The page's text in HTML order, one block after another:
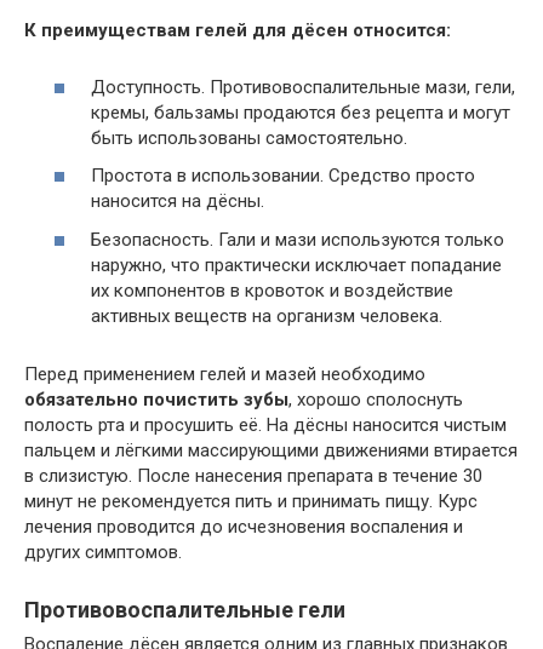
К преимуществам гелей для дёсен относится:
Доступность. Противовоспалительные мази, гели,
кремы, бальзамы продаются без рецепта и могут
быть использованы самостоятельно.
Простота в использовании. Средство просто
наносится на дёсны.
Безопасность. Гали и мази используются только
наружно, что практически исключает попадание
их компонентов в кровоток и воздействие
активных веществ на организм человека.
Перед применением гелей и мазей необходимо
обязательно почистить зубы, хорошо сполоснуть
полость рта и просушить её. На дёсны наносится чистым
пальцем и лёгкими массирующими движениями втирается
в слизистую. После нанесения препарата в течение 30
минут не рекомендуется пить и принимать пищу. Курс
лечения проводится до исчезновения воспаления и
других симптомов.
Противовоспалительные гели
Воспаление дёсен является одним из главных признаков